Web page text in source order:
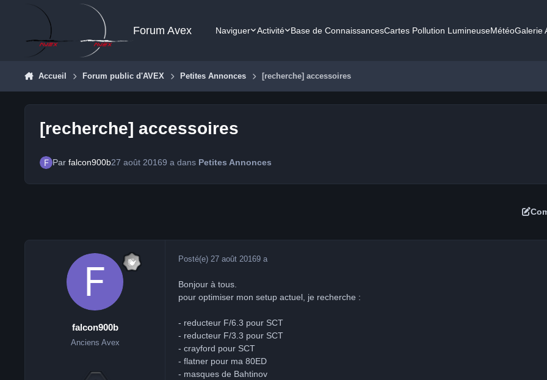
Aller au contenu
Forum Avex Naviguer Activité Base de ConnaissancesCartes Pollution LumineuseMétéoGalerie
Accueil Forum public d'AVEX Petites Annonces [recherche] accessoires
[recherche] accessoires
Par falcon900b27 août 20169 adans Petites Annonces
falcon900b
Anciens Avex
Posté(e) 27 août 20169 a
Bonjour à tous.
pour optimiser mon setup actuel, je recherche :
- reducteur F/6.3 pour SCT
- reducteur F/3.3 pour SCT
- crayford pour SCT
- flatner pour ma 80ED
- masques de Bahtinov